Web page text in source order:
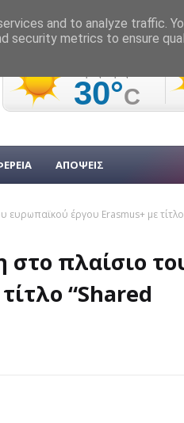
ΑΠΟΨΕΙΣ
ευρωπαϊκού έργου Erasmus+ με
στο πλαίσιο
“Shared
and to analyze traffic.
security metrics to ensure